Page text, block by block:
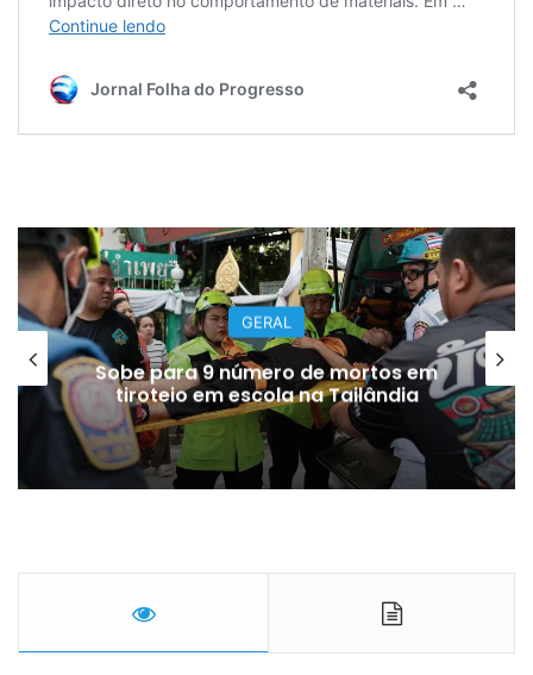
mortos em
Tailândia
ARTISTAS E FAMOSOS
Morre pai de Lionel
anos na Argentina,